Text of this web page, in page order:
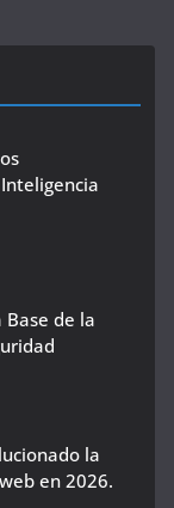
Base de la
la
en 2026.